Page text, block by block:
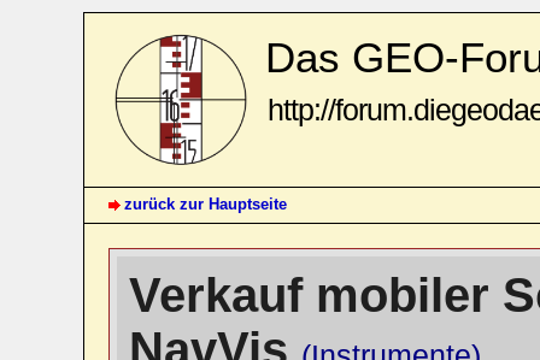
Das GEO-
http://
zurück zur Hauptseite
Verkauf mobiler
NavVis